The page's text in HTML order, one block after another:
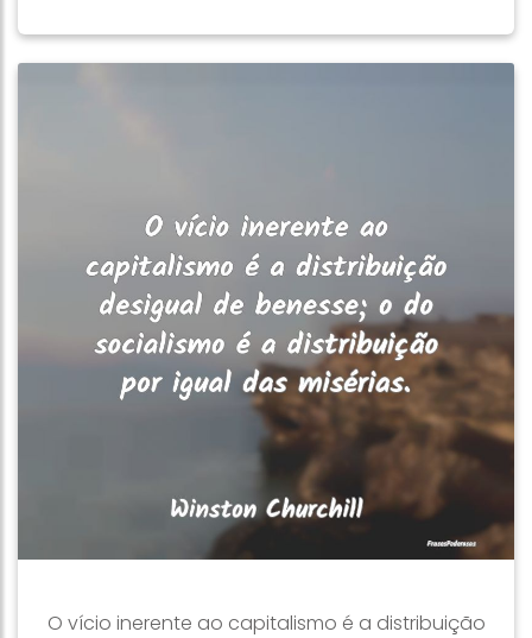
O vício inerente ao capitalismo é a distribuição